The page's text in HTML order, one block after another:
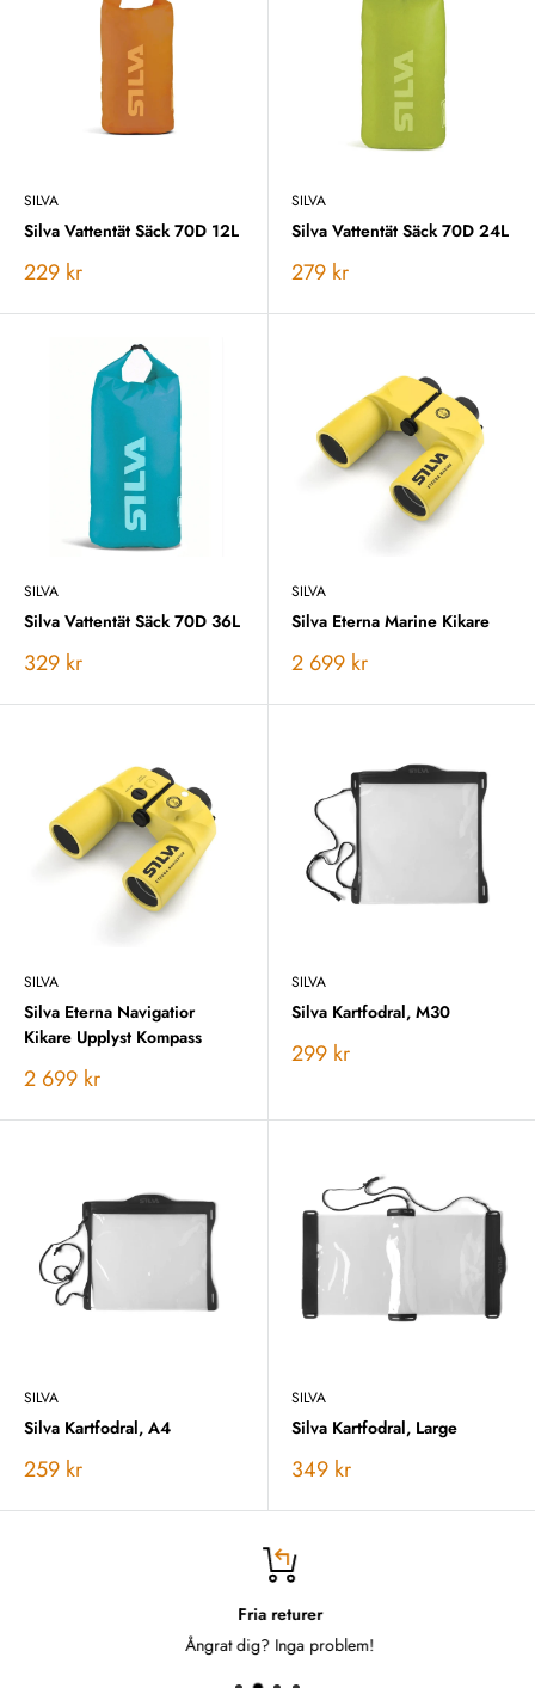
SILVA
Silva Vattentät Säck 70D 12L
Vårt
229 kr
SILVA
Silva Vattentät Säck 70D 24L
Vårt
279 kr
SILVA
Silva Vattentät Säck 70D 36L
Vårt
329 kr
SILVA
Silva Eterna Marine Kikare
Vårt
2 699 kr
SILVA
Silva Eterna Navigatior
Kikare Upplyst Kompass
Vårt
2 699 kr
SILVA
Silva Kartfodral, M30
Vårt
299 kr
SILVA
Silva Kartfodral, A4
Vårt
259 kr
SILVA
Silva Kartfodral, Large
Vårt
349 kr
Fria returer
Ångrat dig? Inga problem!